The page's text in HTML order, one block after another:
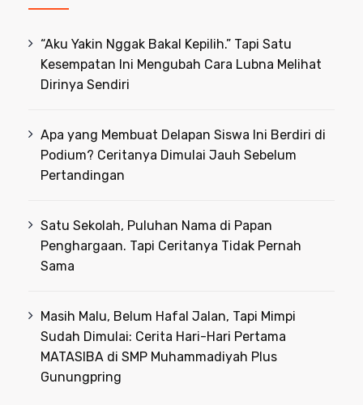
“Aku Yakin Nggak Bakal Kepilih.” Tapi Satu
Kesempatan Ini Mengubah Cara Lubna Melihat
Dirinya Sendiri
Apa yang Membuat Delapan Siswa Ini Berdiri di
Podium? Ceritanya Dimulai Jauh Sebelum
Pertandingan
Satu Sekolah, Puluhan Nama di Papan
Penghargaan. Tapi Ceritanya Tidak Pernah
Sama
Masih Malu, Belum Hafal Jalan, Tapi Mimpi
Sudah Dimulai: Cerita Hari-Hari Pertama
MATASIBA di SMP Muhammadiyah Plus
Gunungpring